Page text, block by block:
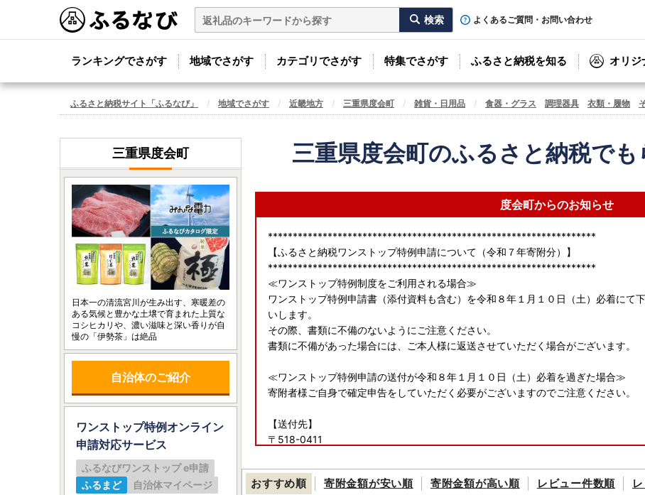
よくあるご質問・お問い合わせ
ランキングでさがす 地域でさがす カテゴリでさがす 特集でさがす ふるさと納税を知る オリジ
ふるさと納税サイト「ふるなび」 地域でさがす 近畿地方 三重県度会町 雑貨・日用品 食器・グラス 調理器具 衣類・履物
三重県度会町のふるさと納税で
度会町からのお知らせ
******************************************************************
【ふるさと納税ワンストップ特例申請について（令和７年寄附分）】
******************************************************************
≪ワンストップ特例制度をご利用される場合≫
ワンストップ特例申請書（添付資料も含む）を令和８年１月１０日（土）必着にて
いします。
その際、書類に不備のないようにご注意ください。
書類に不備があった場合には、ご本人様に返送させていただく場合がございます。
≪ワンストップ特例申請の送付が令和８年１月１０日（土）必着を過ぎた場合≫
寄附者様ご自身で確定申告をしていただく必要がございますのでご注意ください。
【送付先】
〒518-0411
度会町ふるさと納税センター 行
おすすめ順 寄附金額が安い順 寄附金額が高い順 レビュー件数順
三重県度会町
日本一の清流宮川が生み出す、寒暖差の
ある気候と豊かな土壌で育まれた上質な
コシヒカリや、濃い滋味と深い香りが自
慢の「伊勢茶」は絶品
自治体のご紹介
ワンストップ特例オンライン
申請対応サービス
ふるなびワンストップ e申請
ふるまど
自治体マイページ